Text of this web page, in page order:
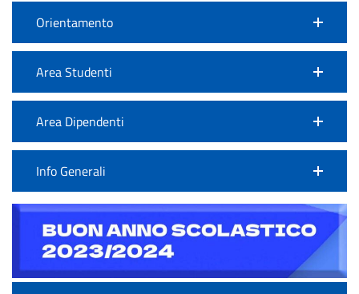
Orientamento
Area Studenti
Area Dipendenti
Info Generali